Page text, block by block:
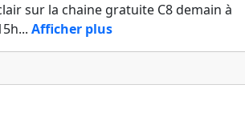
sur la chaine gratuite C8 demain à
Afficher plus